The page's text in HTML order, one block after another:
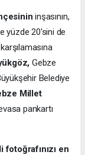
inşasının,
yüzde 20'sini de
Gebze
Belediye
Millet
pankartı
fotoğrafınızı en